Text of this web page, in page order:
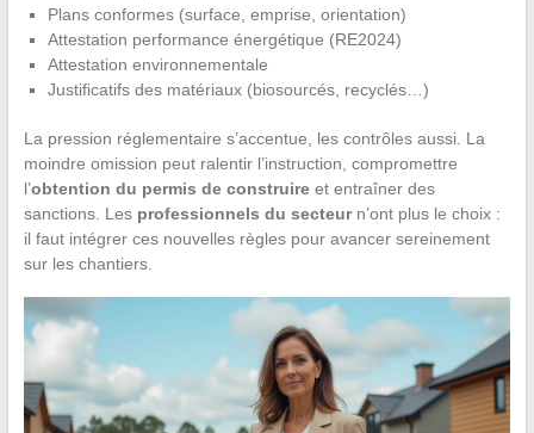
Plans conformes (surface, emprise, orientation)
Attestation performance énergétique (RE2024)
Attestation environnementale
Justificatifs des matériaux (biosourcés, recyclés…)
La pression réglementaire s’accentue, les contrôles aussi. La
moindre omission peut ralentir l’instruction, compromettre
l’obtention du permis de construireet entraîner des
sanctions. Les professionnels du secteurn’ont plus le choix :
il faut intégrer ces nouvelles règles pour avancer sereinement
sur les chantiers.